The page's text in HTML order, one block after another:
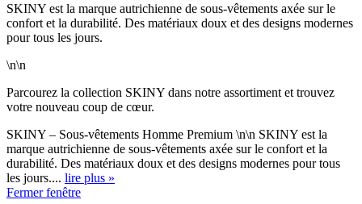
SKINY est la marque autrichienne de sous-vêtements axée sur le
confort et la durabilité. Des matériaux doux et des designs modernes
pour tous les jours.
\n\n
Parcourez la collection SKINY dans notre assortiment et trouvez
votre nouveau coup de cœur.
SKINY – Sous-vêtements Homme Premium \n\n SKINY est la
marque autrichienne de sous-vêtements axée sur le confort et la
durabilité. Des matériaux doux et des designs modernes pour tous
les jours.... lire plus »
Fermer fenêtre